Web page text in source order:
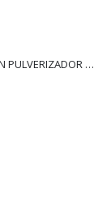
MICRODOR® AMBIENT PRO CON PULVERIZADOR (LB08)